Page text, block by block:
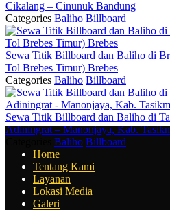
Cikalang – Cinunuk Bandung
Categories Baliho Billboard
Sewa Titik Billboard dan Baliho di
Tol Brebes Timur) Brebes
Categories Baliho Billboard
Sewa Titik Billboard dan Baliho di
Adiningrat – Manonjaya, Kab.
Baliho Billboard
Home
Tentang Kami
Layanan
Lokasi Media
Galeri